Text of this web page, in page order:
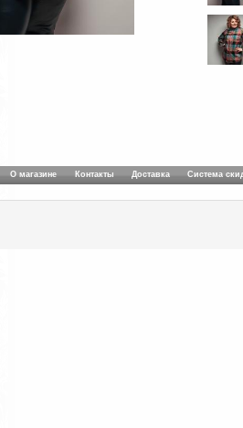
О магазине Контакты Доставка Система